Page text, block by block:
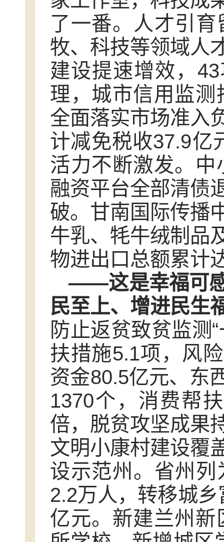
了一番。人才引
牧、科技等领域人
建设提速增效，
理，城市信用监
全面落实市场准入
计减免税收37.9亿
活力不断激发。
融资平台全部清债
破。甘南国际传播
牛乳、牦牛绒制品
物进出口总额累计
——这是幸福可
民至上、增进民生
防止返贫致贫监测
扶措施5.1项，风
资金80.5亿元、东
1370个，消费帮
倍，脱贫攻坚成果
文明小康村建设覆
设示范州。省州
2.2万人，转移城
亿元。新建兰州